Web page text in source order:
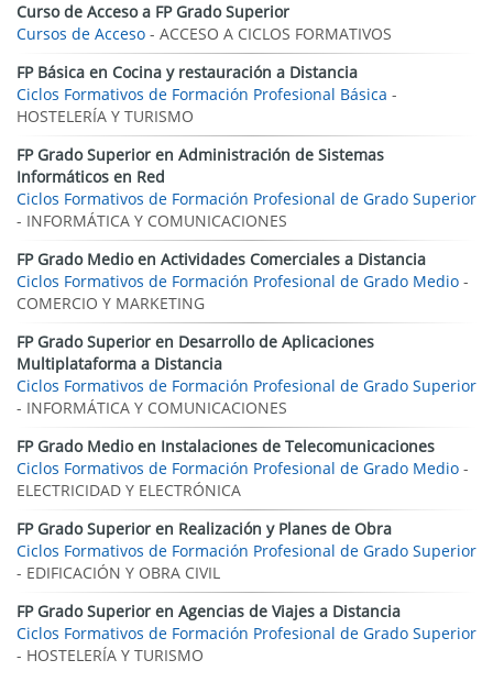
Curso de Acceso a FP Grado Superior
Cursos de Acceso - ACCESO A CICLOS FORMATIVOS
FP Básica en Cocina y restauración a Distancia
Ciclos Formativos de Formación Profesional Básica -
HOSTELERÍA Y TURISMO
FP Grado Superior en Administración de Sistemas
Informáticos en Red
Ciclos Formativos de Formación Profesional de Grado Superior
- INFORMÁTICA Y COMUNICACIONES
FP Grado Medio en Actividades Comerciales a Distancia
Ciclos Formativos de Formación Profesional de Grado Medio -
COMERCIO Y MARKETING
FP Grado Superior en Desarrollo de Aplicaciones
Multiplataforma a Distancia
Ciclos Formativos de Formación Profesional de Grado Superior
- INFORMÁTICA Y COMUNICACIONES
FP Grado Medio en Instalaciones de Telecomunicaciones
Ciclos Formativos de Formación Profesional de Grado Medio -
ELECTRICIDAD Y ELECTRÓNICA
FP Grado Superior en Realización y Planes de Obra
Ciclos Formativos de Formación Profesional de Grado Superior
- EDIFICACIÓN Y OBRA CIVIL
FP Grado Superior en Agencias de Viajes a Distancia
Ciclos Formativos de Formación Profesional de Grado Superior
- HOSTELERÍA Y TURISMO